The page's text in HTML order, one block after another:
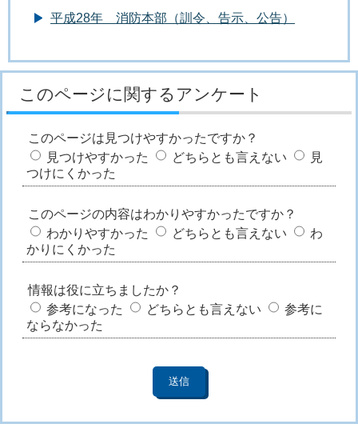
平成28年 消防本部（訓令、告示、公告）
このページに関するアンケート
このページは見つけやすかったですか？
見つけやすかった
どちらとも言えない
見
つけにくかった
このページの内容はわかりやすかったですか？
わかりやすかった
どちらとも言えない
わ
かりにくかった
情報は役に立ちましたか？
参考になった
どちらとも言えない
参考に
ならなかった